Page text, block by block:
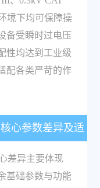
境下均可保障操
备受瞬时过电压
性均达到工业级
配各类严苛的作
心参数差异及适
差异主要体现
基础参数与功能